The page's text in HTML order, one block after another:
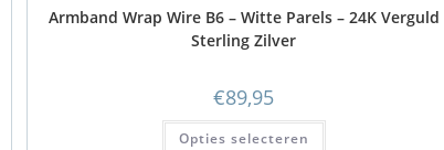
Armband Wrap Wire B6 – Witte Parels – 24K Verguld
Sterling Zilver
€89,95
Opties selecteren